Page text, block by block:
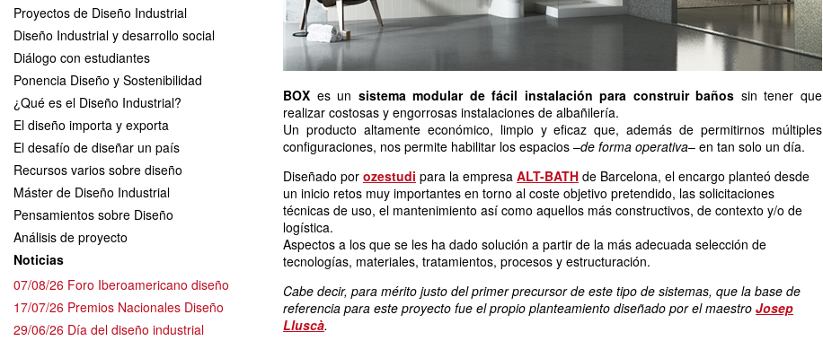
Proyectos de Diseño Industrial
Diseño Industrial y desarrollo social
Diálogo con estudiantes
Ponencia Diseño y Sostenibilidad
¿Qué es el Diseño Industrial?
El diseño importa y exporta
El desafío de diseñar un país
Recursos varios sobre diseño
Máster de Diseño Industrial
Pensamientos sobre Diseño
Análisis de proyecto
Noticias
07/08/26 Foro Iberoamericano diseño
17/07/26 Premios Nacionales Diseño
29/06/26 Día del diseño industrial
BOX es un sistema modular de fácil instalación para construir baños sin tener que
realizar costosas y engorrosas instalaciones de albañilería.
Un producto altamente económico, limpio y eficaz que, además de permitirnos múltiples
configuraciones, nos permite habilitar los espacios –de forma operativa– en tan solo un día.
Diseñado por ozestudi para la empresa ALT-BATH de Barcelona, el encargo planteó desde
un inicio retos muy importantes en torno al coste objetivo pretendido, las solicitaciones
técnicas de uso, el mantenimiento así como aquellos más constructivos, de contexto y/o de
logística.
Aspectos a los que se les ha dado solución a partir de la más adecuada selección de
tecnologías, materiales, tratamientos, procesos y estructuración.
Cabe decir, para mérito justo del primer precursor de este tipo de sistemas, que la base de
referencia para este proyecto fue el propio planteamiento diseñado por el maestro Josep
Lluscà.